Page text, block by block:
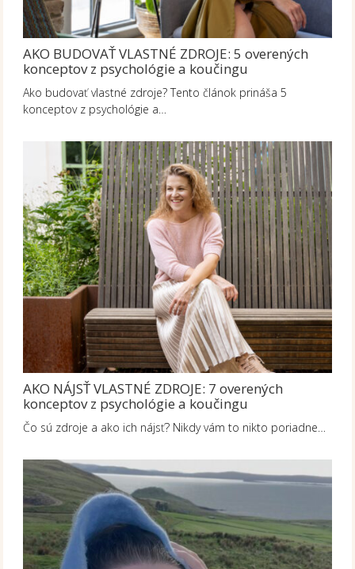
AKO BUDOVAŤ VLASTNÉ ZDROJE: 5 overených
konceptov z psychológie a koučingu
Ako budovať vlastné zdroje? Tento článok prináša 5
konceptov z psychológie a…
AKO NÁJSŤ VLASTNÉ ZDROJE: 7 overených
konceptov z psychológie a koučingu
Čo sú zdroje a ako ich nájsť? Nikdy vám to nikto poriadne…